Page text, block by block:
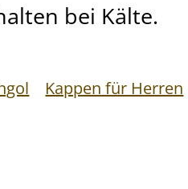
bei Kälte.
Kappen für Herren